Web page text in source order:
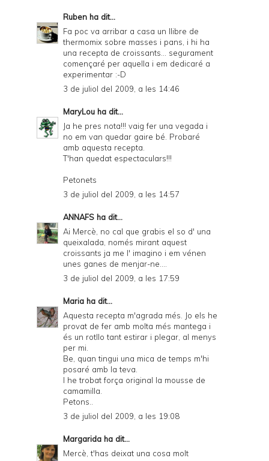
y
a
n
d
P
D
F
Ruben ha dit...
Fa poc va arribar a casa un llibre de
thermomix sobre masses i pans, i hi ha
una recepta de croissants... segurament
començaré per aquella i em dedicaré a
experimentar :-D
3 de juliol del 2009, a les 14:46
MaryLou ha dit...
Ja he pres nota!!! vaig fer una vegada i
no em van quedar gaire bé. Probaré
amb aquesta recepta.
T'han quedat espectaculars!!!
Petonets
3 de juliol del 2009, a les 14:57
ANNAFS ha dit...
Ai Mercè, no cal que grabis el so d' una
queixalada, només mirant aquest
croissants ja me l' imagino i em vénen
unes ganes de menjar-ne....
3 de juliol del 2009, a les 17:59
Maria ha dit...
Aquesta recepta m'agrada més. Jo els he
provat de fer amb molta més mantega i
és un rotllo tant estirar i plegar, al menys
per mi.
Be, quan tingui una mica de temps m'hi
posaré amb la teva.
I he trobat força original la mousse de
camamilla.
Petons..
3 de juliol del 2009, a les 19:08
Margarida ha dit...
Mercè, t'has deixat una cosa molt